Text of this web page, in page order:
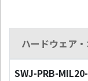
ハードウェア
SWJ-PRB-